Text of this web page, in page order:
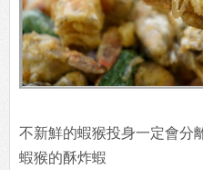
不新鮮的蝦猴投身一定會分
蝦猴的酥炸蝦